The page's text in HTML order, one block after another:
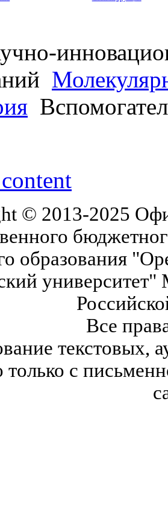
© 2013-2025
образования
университет"
Все
текстовых,
с